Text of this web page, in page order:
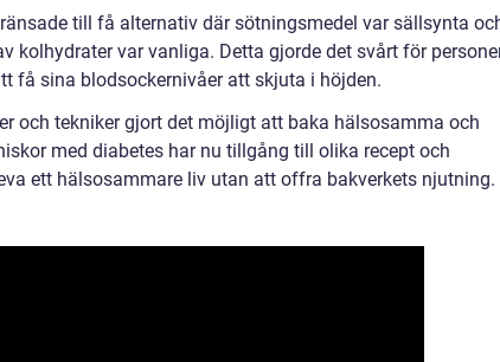
till få alternativ där sötningsmedel var sällsynta
kolhydrater var vanliga. Detta gjorde det svårt för
få sina blodsockernivåer att skjuta i höjden.
och tekniker gjort det möjligt att baka hälsosamma och
med diabetes har nu tillgång till olika recept och
ett hälsosammare liv utan att offra bakverkets njutning.